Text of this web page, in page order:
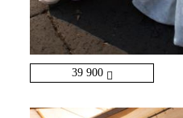
39 900